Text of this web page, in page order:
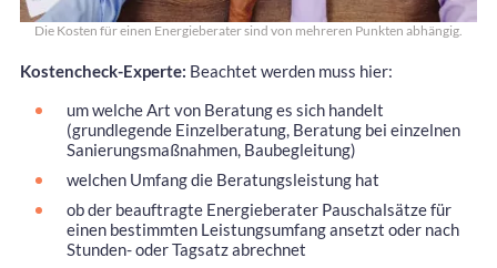
Die Kosten für einen Energieberater sind von mehreren Punkten abhängig.
Kostencheck-Experte: Beachtet werden muss hier:
um welche Art von Beratung es sich handelt
(grundlegende Einzelberatung, Beratung bei einzelnen
Sanierungsmaßnahmen, Baubegleitung)
welchen Umfang die Beratungsleistung hat
ob der beauftragte Energieberater Pauschalsätze für
einen bestimmten Leistungsumfang ansetzt oder nach
Stunden- oder Tagsatz abrechnet